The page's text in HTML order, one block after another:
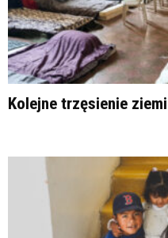
Kolejne trzęsienie